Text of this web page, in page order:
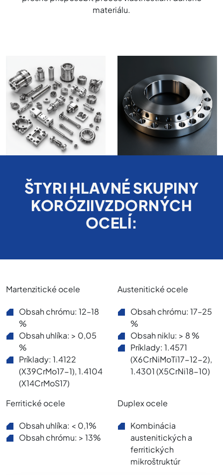
materiálu.
ŠTYRI HLAVNÉ SKUPINY
KORÓZIIVZDORNÝCH
OCELÍ:
Martenzitické ocele
Obsah chrómu: 12–18
%
Obsah uhlíka: > 0,05
%
Príklady: 1.4122
(X39CrMo17-1), 1.4104
(X14CrMoS17)
Austenitické ocele
Obsah chrómu: 17–25
%
Obsah niklu: > 8 %
Príklady: 1.4571
(X6CrNiMoTi17-12-2),
1.4301 (X5CrNi18-10)
Ferritické ocele
Obsah uhlíka: < 0,1%
Obsah chrómu: > 13%
Duplex ocele
Kombinácia
austenitických a
ferritických
mikroštruktúr